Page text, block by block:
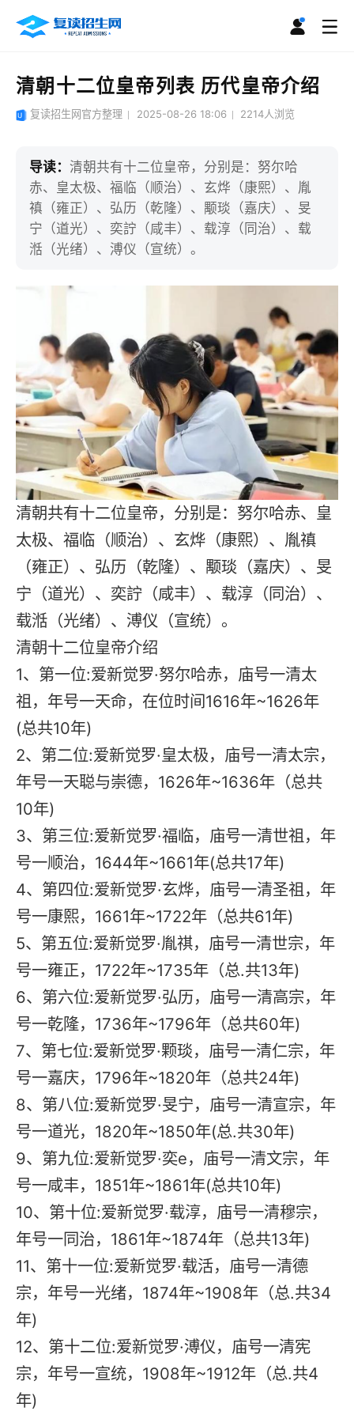
清朝十二位皇帝列表 历代皇帝介绍
复读招生网官方整理 2025-08-26 18:06 2214人浏览
导读： 清朝共有十二位皇帝，分别是：努尔哈
赤、皇太极、福临（顺治）、玄烨（康熙）、胤
禛（雍正）、弘历（乾隆）、颙琰（嘉庆）、旻
宁（道光）、奕詝（咸丰）、载淳（同治）、载
湉（光绪）、溥仪（宣统）。
清朝共有十二位皇帝，分别是：努尔哈赤、皇
太极、福临（顺治）、玄烨（康熙）、胤禛
（雍正）、弘历（乾隆）、颙琰（嘉庆）、旻
宁（道光）、奕詝（咸丰）、载淳（同治）、
载湉（光绪）、溥仪（宣统）。
清朝十二位皇帝介绍
1、第一位:爱新觉罗·努尔哈赤，庙号一清太
祖，年号一天命，在位时间1616年~1626年
(总共10年)
2、第二位:爱新觉罗·皇太极，庙号一清太宗，
年号一天聪与崇德，1626年~1636年（总共
10年)
3、第三位:爱新觉罗·福临，庙号一清世祖，年
号一顺治，1644年~1661年(总共17年)
4、第四位:爱新觉罗·玄烨，庙号一清圣祖，年
号一康熙，1661年~1722年（总共61年)
5、第五位:爱新觉罗·胤祺，庙号一清世宗，年
号一雍正，1722年~1735年（总.共13年)
6、第六位:爱新觉罗·弘历，庙号一清高宗，年
号一乾隆，1736年~1796年（总共60年)
7、第七位:爱新觉罗·颗琰，庙号一清仁宗，年
号一嘉庆，1796年~1820年（总共24年)
8、第八位:爱新觉罗·旻宁，庙号一清宣宗，年
号一道光，1820年~1850年(总.共30年)
9、第九位:爱新觉罗·奕e，庙号一清文宗，年
号一咸丰，1851年~1861年(总共10年)
10、第十位:爱新觉罗·载淳，庙号一清穆宗，
年号一同治，1861年~1874年（总共13年)
11、第十一位:爱新觉罗·载活，庙号一清德
宗，年号一光绪，1874年~1908年（总.共34
年)
12、第十二位:爱新觉罗·溥仪，庙号一清宪
宗，年号一宣统，1908年~1912年（总.共4
年)